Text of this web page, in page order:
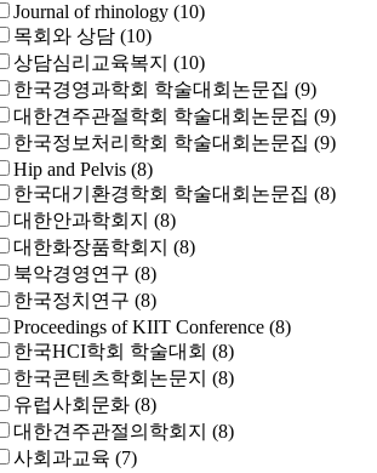
Journal of rhinology (10)
목회와 상담 (10)
상담심리교육복지 (10)
한국경영과학회 학술대회논문집 (9)
대한견주관절학회 학술대회논문집 (9)
한국정보처리학회 학술대회논문집 (9)
Hip and Pelvis (8)
한국대기환경학회 학술대회논문집 (8)
대한안과학회지 (8)
대한화장품학회지 (8)
북악경영연구 (8)
한국정치연구 (8)
Proceedings of KIIT Conference (8)
한국HCI학회 학술대회 (8)
한국콘텐츠학회논문지 (8)
유럽사회문화 (8)
대한견주관절의학회지 (8)
사회과교육 (7)